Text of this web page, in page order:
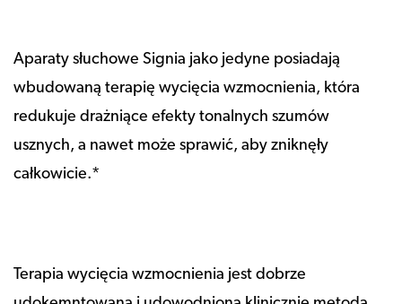
Aparaty słuchowe Signia jako jedyne posiadają
wbudowaną terapię wycięcia wzmocnienia, która
redukuje drażniące efekty tonalnych szumów
usznych, a nawet może sprawić, aby zniknęły
całkowicie.*
Terapia wycięcia wzmocnienia jest dobrze